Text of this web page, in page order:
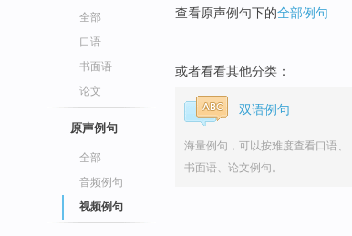
全部
口语
书面语
论文
原声例句
全部
音频例句
视频例句
查看原声例句下的全部例句
或者看看其他分类：
双语例句
海量例句，可以按难度查看口语、
书面语、论文例句。